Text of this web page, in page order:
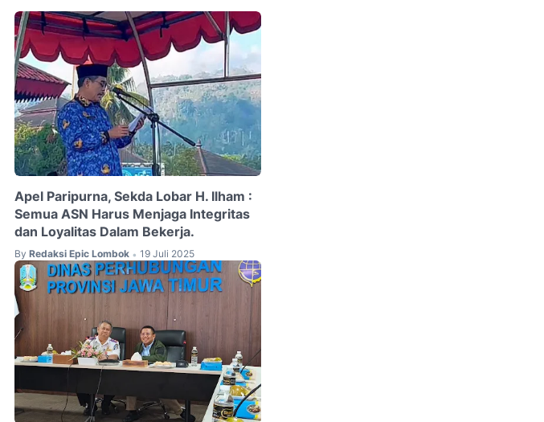
Apel Paripurna, Sekda Lobar H. Ilham :
Semua ASN Harus Menjaga Integritas
dan Loyalitas Dalam Bekerja.
By Redaksi Epic Lombok • 19 Juli 2025